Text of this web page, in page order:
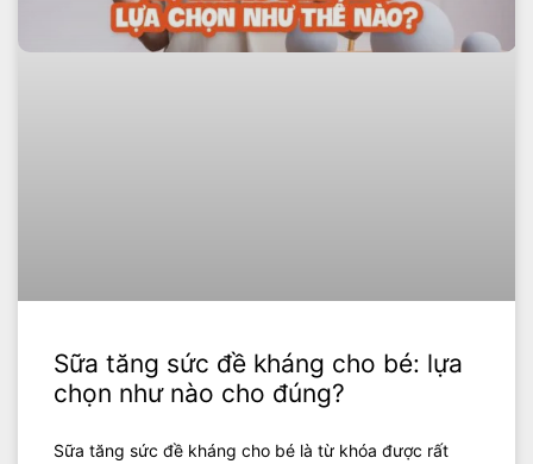
Sữa tăng sức đề kháng cho bé: lựa
chọn như nào cho đúng?
‍Sữa tăng sức đề kháng cho bé là từ khóa được rất